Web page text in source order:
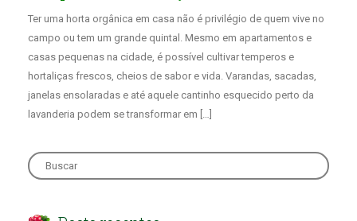
Ter uma horta orgânica em casa não é privilégio de quem vive no
campo ou tem um grande quintal. Mesmo em apartamentos e
casas pequenas na cidade, é possível cultivar temperos e
hortaliças frescos, cheios de sabor e vida. Varandas, sacadas,
janelas ensolaradas e até aquele cantinho esquecido perto da
lavanderia podem se transformar em […]
Search
for: